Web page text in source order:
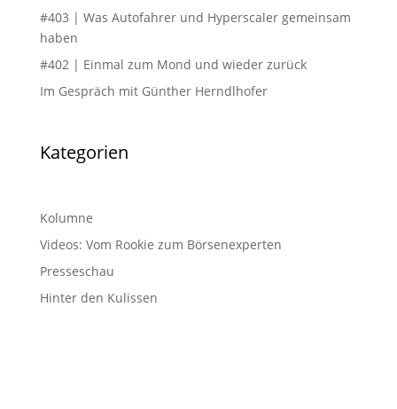
#403 | Was Autofahrer und Hyperscaler gemeinsam
haben
#402 | Einmal zum Mond und wieder zurück
Im Gespräch mit Günther Herndlhofer
Kategorien
Kolumne
Videos: Vom Rookie zum Börsenexperten
Presseschau
Hinter den Kulissen